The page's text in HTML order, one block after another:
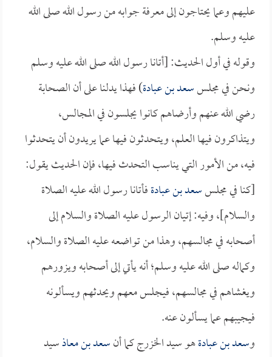
عليهم وعما يحتاجون إلى معرفة جوابه من رسول الله صلى الله
عليه وسلم.
وقوله في أول الحديث: [أتانا رسول الله صلى الله عليه وسلم
ونحن في مجلسسعد بن عبادة) فهذا يدلنا على أن الصحابة
رضي الله عنهم وأرضاهم كانوا يجلسون في المجالس،
ويتذاكرون فيها العلم، ويتحدثون فيها عما يريدون أن يتحدثوا
فيه، من الأمور التي يناسب التحدث فيها، فإن الحديث يقول:
[كنا في مجلسسعد بن عبادةفأتانا رسول الله عليه الصلاة
والسلام]، وفيه: إتيان الرسول عليه الصلاة والسلام إلى
أصحابه في مجالسهم، وهذا من تواضعه عليه الصلاة والسلام،
وكماله صلى الله عليه وسلم؛ أنه يأتي إلى أصحابه ويزورهم
ويغشاهم في مجالسهم، فيجلس معهم ويحدثهم ويسألونه
فيجيبهم عما يسألون عنه.
وسعد بن عبادةهو سيد الخزرج كما أنسعد بن معاذسيد